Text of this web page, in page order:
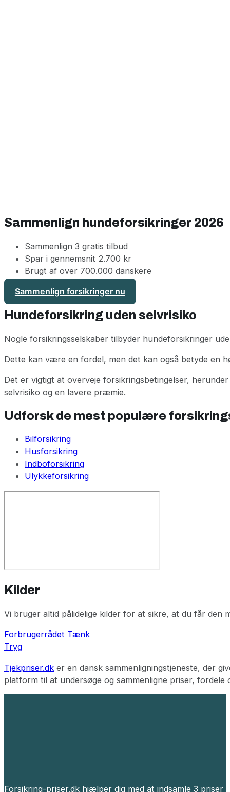
Sammenlign hundeforsikringer 2026
Sammenlign 3 gratis tilbud
Spar i gennemsnit 2.700 kr
Brugt af over 700.000 danskere
Sammenlign forsikringer nu
Hundeforsikring uden selvrisiko
Nogle forsikringsselskaber tilbyder hundeforsikringer
Dette kan være en fordel, men det kan også betyde en
Det er vigtigt at overveje forsikringsbetingelser,
selvrisiko og en lavere præmie.
Udforsk de mest populære
Bilforsikring
Husforsikring
Indboforsikring
Ulykkeforsikring
Kilder
Vi bruger altid pålidelige kilder for at sikre, at du får den
Forbrugerrådet Tænk
Tryg
Tjekpriser.dk er en dansk sammenligningstjeneste, der
platform til at undersøge og sammenligne priser,
Forsikring-priser.dk hjælper dig med at indsamle 3 priser